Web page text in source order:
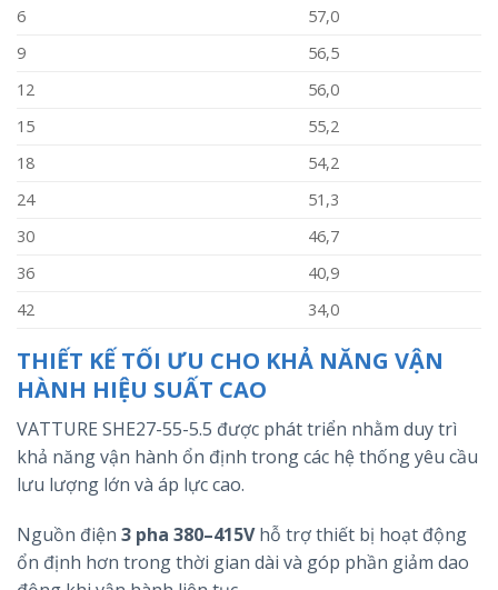
6
57,0
9
56,5
12
56,0
15
55,2
18
54,2
24
51,3
30
46,7
36
40,9
42
34,0
THIẾT KẾ TỐI ƯU CHO KHẢ NĂNG VẬN
HÀNH HIỆU SUẤT CAO
VATTURE SHE27-55-5.5 được phát triển nhằm duy trì
khả năng vận hành ổn định trong các hệ thống yêu cầu
lưu lượng lớn và áp lực cao.
Nguồn điện 3 pha 380–415Vhỗ trợ thiết bị hoạt động
ổn định hơn trong thời gian dài và góp phần giảm dao